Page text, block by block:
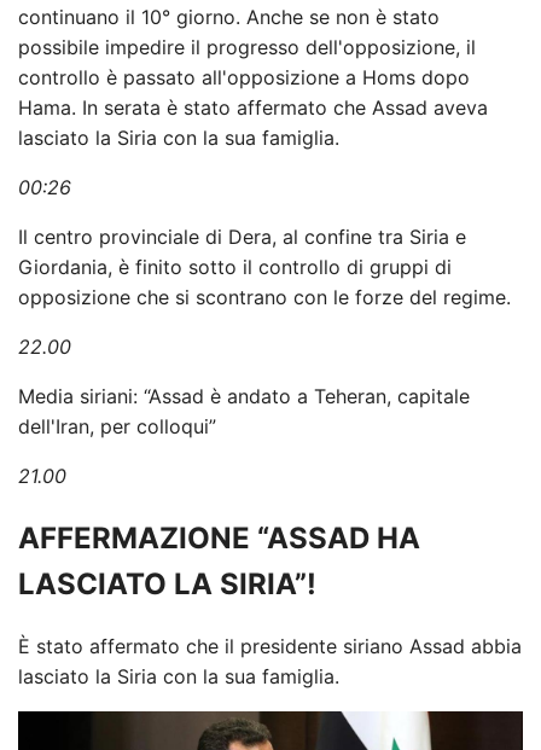
continuano il 10° giorno. Anche se non è stato
possibile impedire il progresso dell'opposizione, il
controllo è passato all'opposizione a Homs dopo
Hama. In serata è stato affermato che Assad aveva
lasciato la Siria con la sua famiglia.
00:26
Il centro provinciale di Dera, al confine tra Siria e
Giordania, è finito sotto il controllo di gruppi di
opposizione che si scontrano con le forze del regime.
22.00
Media siriani: “Assad è andato a Teheran, capitale
dell'Iran, per colloqui”
21.00
AFFERMAZIONE “ASSAD HA
LASCIATO LA SIRIA”!
È stato affermato che il presidente siriano Assad abbia
lasciato la Siria con la sua famiglia.